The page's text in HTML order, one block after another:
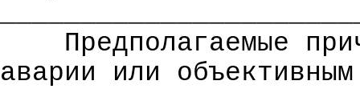
Предполагаемые
аварии или